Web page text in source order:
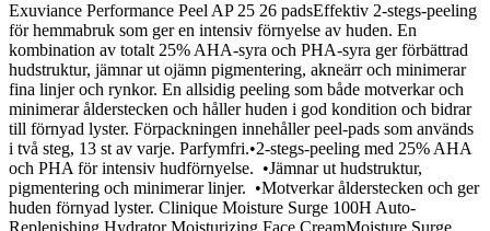
Exuviance Performance Peel AP 25 26 padsEffektiv 2-stegs-peeling
för hemmabruk som ger en intensiv förnyelse av huden. En
kombination av totalt 25% AHA-syra och PHA-syra ger förbättrad
hudstruktur, jämnar ut ojämn pigmentering, akneärr och minimerar
fina linjer och rynkor. En allsidig peeling som både motverkar och
minimerar ålderstecken och håller huden i god kondition och bidrar
till förnyad lyster. Förpackningen innehåller peel-pads som används
i två steg, 13 st av varje. Parfymfri.•2-stegs-peeling med 25% AHA
och PHA för intensiv hudförnyelse. •Jämnar ut hudstruktur,
pigmentering och minimerar linjer. •Motverkar ålderstecken och ger
huden förnyad lyster. Clinique Moisture Surge 100H Auto-
Replenishing Hydrator Moisturizing Face CreamMoisture Surge